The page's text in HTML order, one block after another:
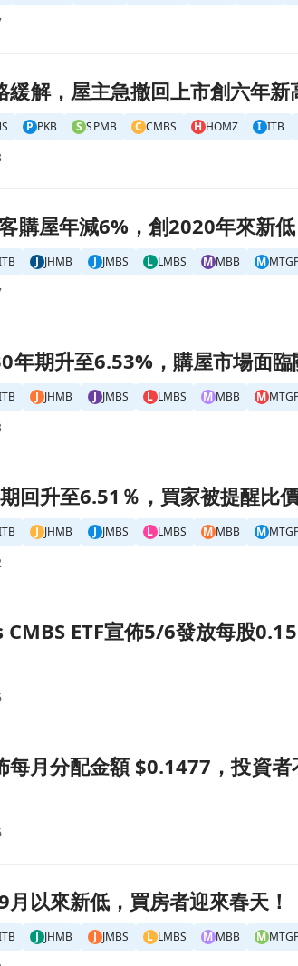
面
緩解，屋主急撤回上市創六年新
P PKB S SPMB C CMBS H HOMZ I ITB
高漲逼退翻修與出租利潤頁面
購屋年減6%，創2020年來新
J JHMB J JMBS L LMBS MMBB M
考驗頁面
年期升至6.53%，購屋市場面
J JHMB J JMBS L LMBS MMBB M
慮鎖定頁面
回升至6.51％，買家被提醒比
J JHMB J JMBS L LMBS MMBB M
元 配息能否持續成疑頁面
ETF宣佈5/6發放每股
錯過！頁面
月分配金額 $0.1477，投資者
以來新低，買房者迎來春天！
J JHMB J JMBS L LMBS MMBB M